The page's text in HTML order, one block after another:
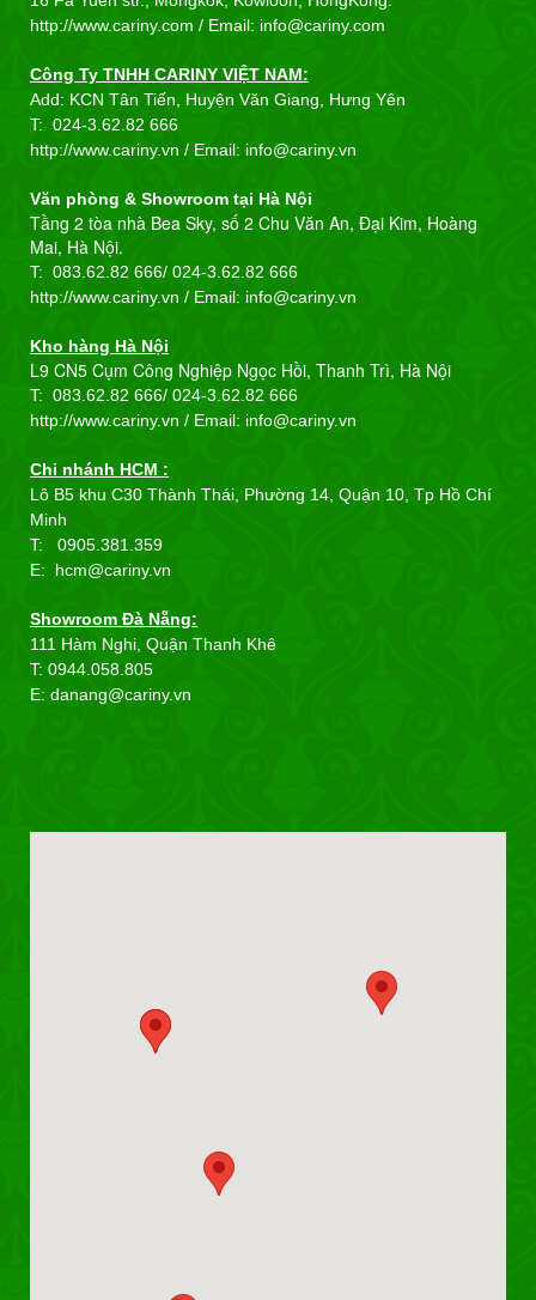
http://www.cariny.com / Email: info@cariny.com
Công Ty TNHH CARINY VIỆT NAM:
Add: KCN Tân Tiến, Huyện Văn Giang, Hưng Yên
T: 024-3.62.82 666
http://www.cariny.vn / Email: info@cariny.vn
Văn phòng & Showroom tại Hà Nội
Tầng 2 tòa nhà Bea Sky, số 2 Chu Văn An, Đại Kim, Hoàng
Mai, Hà Nội.
T: 083.62.82 666/ 024-3.62.82 666
http://www.cariny.vn / Email: info@cariny.vn
Kho hàng Hà Nội
L9 CN5 Cụm Công Nghiệp Ngọc Hồi, Thanh Trì, Hà Nội
T: 083.62.82 666/ 024-3.62.82 666
http://www.cariny.vn / Email: info@cariny.vn
Chi nhánh HCM :
Lô B5 khu C30 Thành Thái, Phường 14, Quận 10, Tp Hồ Chí
Minh
T: 0905.381.359
E: hcm@cariny.vn
Showroom Đà Nẵng:
111 Hàm Nghi, Quận Thanh Khê
T: 0944.058.805
E: danang@cariny.vn